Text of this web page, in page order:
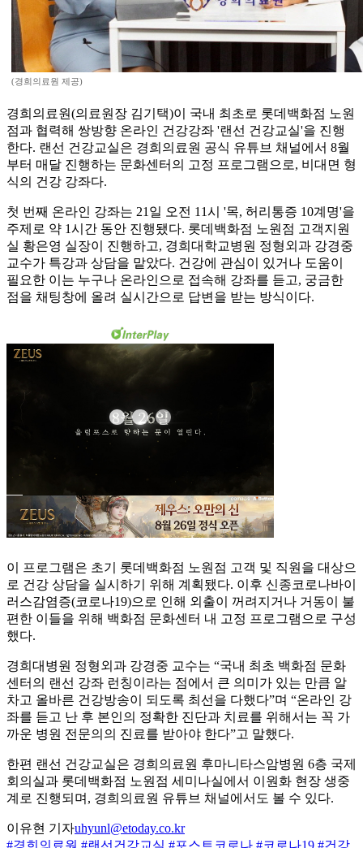
(경희의료원 제공)
경희의료원(의료원장 김기택)이 국내 최초로 롯데백화점 노원
점과 협력해 쌍방향 온라인 건강강좌 '랜선 건강교실'을 진행
한다. 랜선 건강교실은 경희의료원 공식 유튜브 채널에서 8월
부터 매달 진행하는 문화센터의 고정 프로그램으로, 비대면 형
식의 건강 강좌다.
첫 번째 온라인 강좌는 21일 오전 11시 '목, 허리통증 10계명'을
주제로 약 1시간 동안 진행됐다. 롯데백화점 노원점 고객지원
실 황은영 실장이 진행하고, 경희대학교병원 정형외과 강경중
교수가 특강과 상담을 맡았다. 건강에 관심이 있거나 도움이
필요한 이는 누구나 온라인으로 접속해 강좌를 듣고, 궁금한
점을 채팅창에 올려 실시간으로 답변을 받는 방식이다.
이 프로그램은 초기 롯데백화점 노원점 고객 및 직원을 대상으
로 건강 상담을 실시하기 위해 계획됐다. 이후 신종코로나바이
러스감염증(코로나19)으로 인해 외출이 꺼려지거나 거동이 불
편한 이들을 위해 백화점 문화센터 내 고정 프로그램으로 구성
했다.
경희대병원 정형외과 강경중 교수는 “국내 최초 백화점 문화
센터의 랜선 강좌 런칭이라는 점에서 큰 의미가 있는 만큼 알
차고 올바른 건강방송이 되도록 최선을 다했다”며 “온라인 강
좌를 듣고 난 후 본인의 정확한 진단과 치료를 위해서는 꼭 가
까운 병원 전문의의 진료를 받아야 한다”고 말했다.
한편 랜선 건강교실은 경희의료원 후마니타스암병원 6층 국제
회의실과 롯데백화점 노원점 세미나실에서 이원화 현장 생중
계로 진행되며, 경희의료원 유튜브 채널에서도 볼 수 있다.
이유현 기자uhyunl@etoday.co.kr